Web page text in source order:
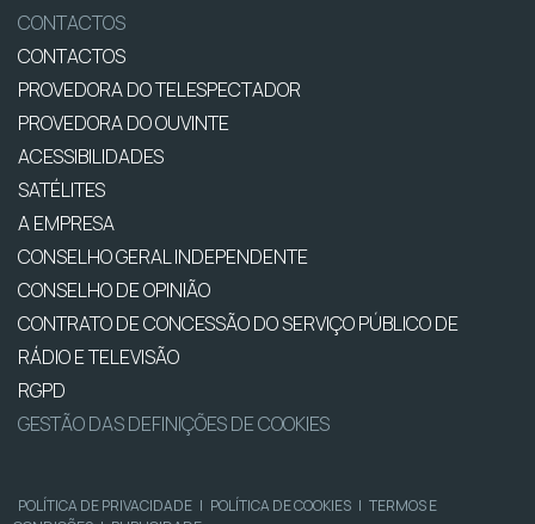
CONTACTOS
CONTACTOS
PROVEDORA DO TELESPECTADOR
PROVEDORA DO OUVINTE
ACESSIBILIDADES
SATÉLITES
A EMPRESA
CONSELHO GERAL INDEPENDENTE
CONSELHO DE OPINIÃO
CONTRATO DE CONCESSÃO DO SERVIÇO PÚBLICO DE
RÁDIO E TELEVISÃO
RGPD
GESTÃO DAS DEFINIÇÕES DE COOKIES
POLÍTICA DE PRIVACIDADE | POLÍTICA DE COOKIES | TERMOS E